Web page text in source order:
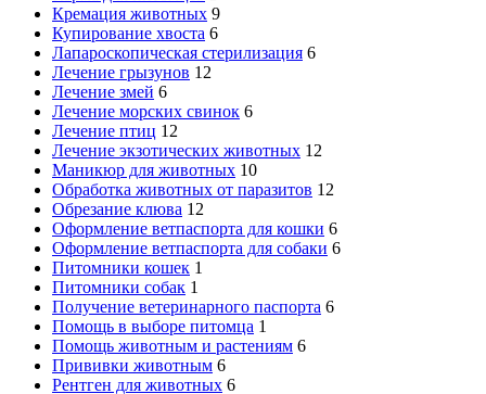
Кремация животных 9
Купирование хвоста 6
Лапароскопическая стерилизация 6
Лечение грызунов 12
Лечение змей 6
Лечение морских свинок 6
Лечение птиц 12
Лечение экзотических животных 12
Маникюр для животных 10
Обработка животных от паразитов 12
Обрезание клюва 12
Оформление ветпаспорта для кошки 6
Оформление ветпаспорта для собаки 6
Питомники кошек 1
Питомники собак 1
Получение ветеринарного паспорта 6
Помощь в выборе питомца 1
Помощь животным и растениям 6
Прививки животным 6
Рентген для животных 6